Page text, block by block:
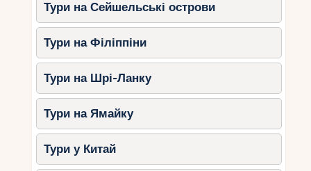
Тури на Сейшельські острови
Тури на Філіппіни
Тури на Шрі-Ланку
Тури на Ямайку
Тури у Китай